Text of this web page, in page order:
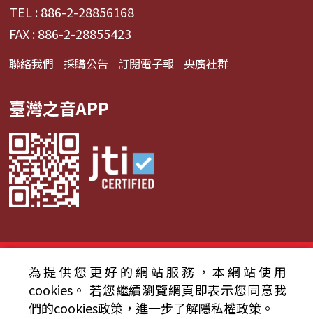
TEL : 886-2-28856168
FAX : 886-2-28855423
聯絡我們 採購公告 訂閱電子報 央廣社群
臺灣之音APP
© 2024財團法人中央廣播電臺 版權所有
資通安全政策聲明
服務條款 隱私權條款
為提供您更好的網站服務，本網站使用
cookies。 若您繼續瀏覽網頁即表示您同意我
們的cookies政策，進一步了解隱私權政策。